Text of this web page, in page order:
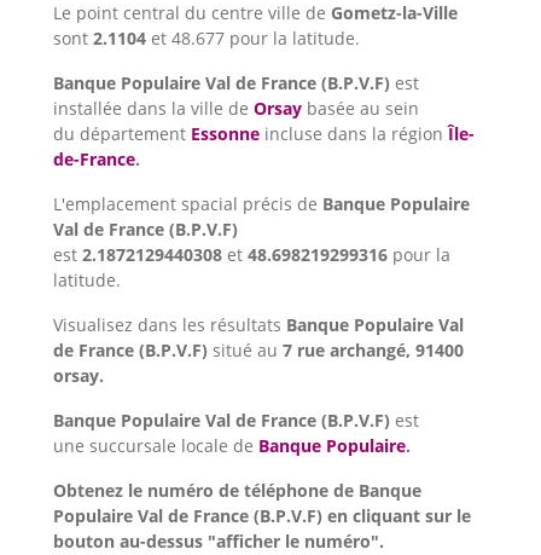
Le point central du centre ville de Gometz-la-Ville
sont 2.1104 et 48.677 pour la latitude.
Banque Populaire Val de France (B.P.V.F) est
installée dans la ville de Orsay basée au sein
du département Essonne incluse dans la régionÎle-
de-France.
L'emplacement spacial précis de Banque Populaire
Val de France (B.P.V.F)
est 2.1872129440308 et 48.698219299316 pour la
latitude.
Visualisez dans les résultats Banque Populaire Val
de France (B.P.V.F) situé au 7 rue archangé, 91400
orsay.
Banque Populaire Val de France (B.P.V.F) est
une succursale locale de Banque Populaire.
Obtenez le numéro de téléphone de Banque
Populaire Val de France (B.P.V.F) en cliquant sur le
bouton au-dessus "afficher le numéro".